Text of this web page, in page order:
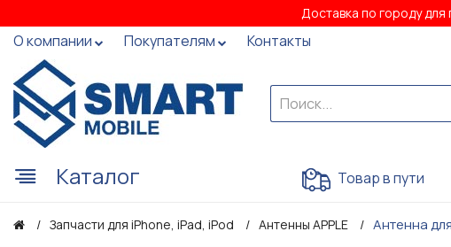
Доставка по городу
О компании Покупателям Контакты
Каталог Товар в пути
Запчасти для iPhone, iPad, iPod Антенны APPLE Антенна